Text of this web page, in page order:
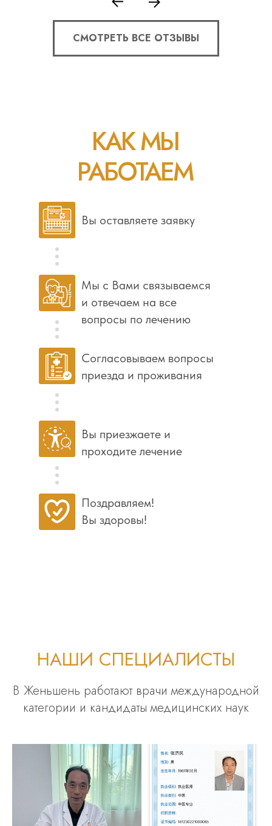
СМОТРЕТЬ ВСЕ ОТЗЫВЫ
КАК МЫ
РАБОТАЕМ
Вы оставляете заявку
Мы с Вами связываемся
и отвечаем на все
вопросы по лечению
Согласовываем вопросы
приезда и проживания
Вы приезжаете и
проходите лечение
Поздравляем!
Вы здоровы!
НАШИ СПЕЦИАЛИСТЫ
В Женьшень работают врачи международной
категории и кандидаты медицинских наук